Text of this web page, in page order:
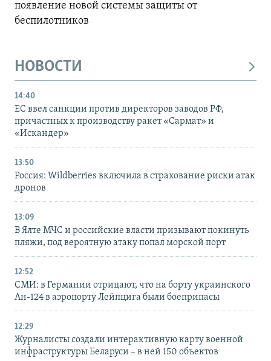
появление новой системы защиты от
беспилотников
НОВОСТИ
14:40
ЕС ввел санкции против директоров заводов РФ,
причастных к производству ракет «Сармат» и
«Искандер»
13:50
Россия: Wildberries включила в страхование риски атак
дронов
13:09
В Ялте МЧС и российские власти призывают покинуть
пляжи, под вероятную атаку попал морской порт
12:52
СМИ: в Германии отрицают, что на борту украинского
Ан-124 в аэропорту Лейпцига были боеприпасы
12:29
Журналисты создали интерактивную карту военной
инфраструктуры Беларуси – в ней 150 объектов